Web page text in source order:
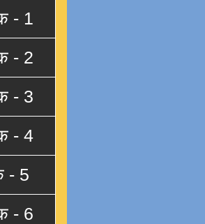
- 1
- 2
- 3
- 4
- 5
- 6